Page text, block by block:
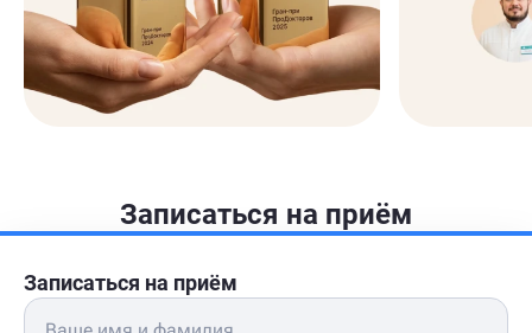
Записаться на приём
Записаться на приём